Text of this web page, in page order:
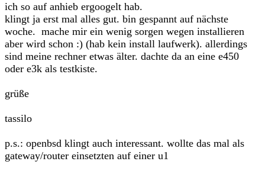
ich so auf anhieb ergoogelt hab.
klingt ja erst mal alles gut. bin gespannt auf nächste
woche. mache mir ein wenig sorgen wegen installieren
aber wird schon :) (hab kein install laufwerk). allerdings
sind meine rechner etwas älter. dachte da an eine e450
oder e3k als testkiste.
grüße
tassilo
p.s.: openbsd klingt auch interessant. wollte das mal als
gateway/router einsetzten auf einer u1